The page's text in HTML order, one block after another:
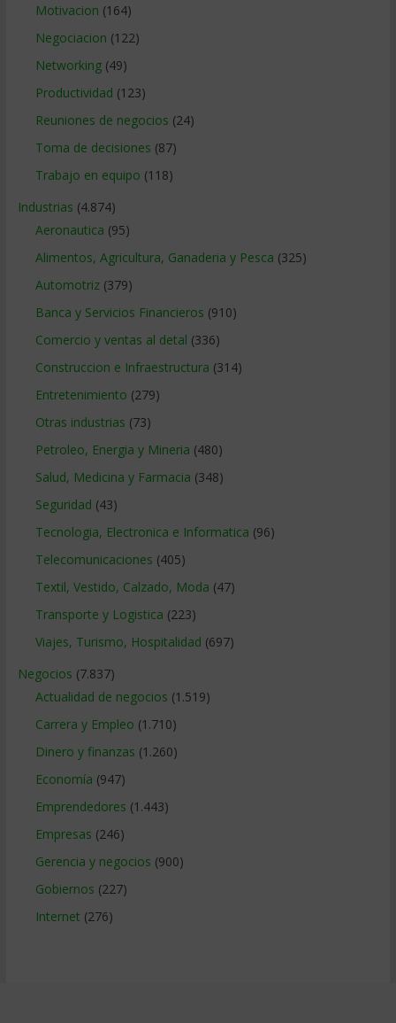
Motivacion (164)
Negociacion (122)
Networking(49)
Productividad (123)
Reuniones de negocios (24)
Toma de decisiones (87)
Trabajo en equipo (118)
Industrias (4.874)
Aeronautica (95)
Alimentos, Agricultura, Ganaderia y Pesca (325)
Automotriz(379)
Banca y Servicios Financieros (910)
Comercio y ventas al detal (336)
Construccion e Infraestructura (314)
Entretenimiento (279)
Otras industrias (73)
Petroleo, Energia y Mineria (480)
Salud, Medicina y Farmacia (348)
Seguridad (43)
Tecnologia, Electronica e Informatica (96)
Telecomunicaciones (405)
Textil, Vestido, Calzado, Moda (47)
Transporte y Logistica (223)
Viajes, Turismo, Hospitalidad (697)
Negocios (7.837)
Actualidad de negocios (1.519)
Carrera y Empleo (1.710)
Dinero y finanzas (1.260)
Economía (947)
Emprendedores (1.443)
Empresas (246)
Gerencia y negocios (900)
Gobiernos (227)
Internet (276)